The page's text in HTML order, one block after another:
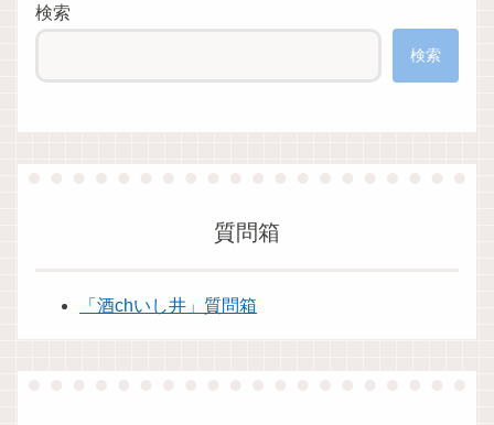
検索
検索
質問箱
「酒chいし井」質問箱